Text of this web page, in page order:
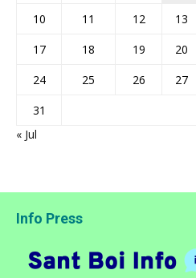
10
11 12 13
17
18 19 20
24
25 26 27
31
« Jul
Info Press